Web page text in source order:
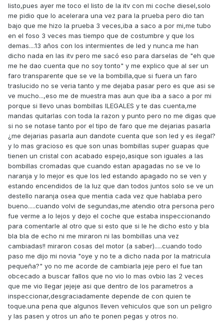
listo,pues ayer me toco el listo de la itv con mi coche diesel,solo
me pidio que lo acelerara una vez para la prueba pero dio tan
bajo que me hizo la prueba 3 veces,iba a saco a por mi,me tubo
en el foso 3 veces mas tiempo que de costumbre y que los
demas....13 años con los intermientes de led y nunca me han
dicho nada en las itv pero me sacó eso para darselas de "eh que
me he dao cuenta que no soy tonto" y me explico que al ser un
faro transparente que se ve la bombilla,que si fuera un faro
traslucido no se veria tanto y me dejaba pasar pero es que asi se
ve mucho...,eso me de muestra mas aun que iba a saco a por mi
porque si llevo unas bombillas ILEGALES y te das cuenta,me
mandas quitarlas con toda la razon y punto pero no me digas que
si no se notase tanto por el tipo de faro que me dejarias pasarla
¿me dejarias pasarla aun dandote cuenta que son led y es ilegal?
y lo mas gracioso es que son unas bombillas super guapas que
tienen un cristal con acabado espejo,asique son iguales a las
bombillas cromadas que cuando estan apagadas no se ve lo
naranja y lo mejor es que los led estando apagado no se ven y
estando encendidos de la luz que dan todos juntos solo se ve un
destello naranja osea que mentia cada vez que hablaba pero
bueno.....cuando volvi de segundas,me atendio otra persona pero
fue verme a lo lejos y dejo el coche que estaba inspeccionando
para comentarle al otro que si esto que si le he dicho esto y bla
bla bla de echo ni me miraron ni las bombillas una vez
cambiadas!! miraron cosas del motor (a saber).....cuando todo
paso me dijo mi novia "oye y no te a dicho nada por la matricula
pequeña?" yo no me acorde de cambiarla jeje pero el fue tan
obcecado a buscar fallos que no vio lo mas ovbio las 2 veces
que me vio llegar jejeje asi que dentro de los parametros a
inspeccionar,desgraciadamente depende de con quien te
toque.una pena que algunos lleven vehiculos que son un peligro
y las pasen y otros un año te ponen pegas y otros no.